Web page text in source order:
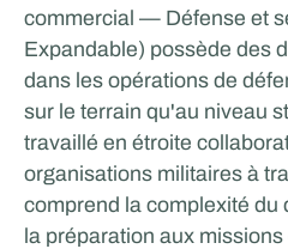
commercial — Défense et
Expandable) possède des
dans les opérations de
sur le terrain qu'au niveau
travaillé en étroite
organisations militaires à
comprend la complexité du
la préparation aux